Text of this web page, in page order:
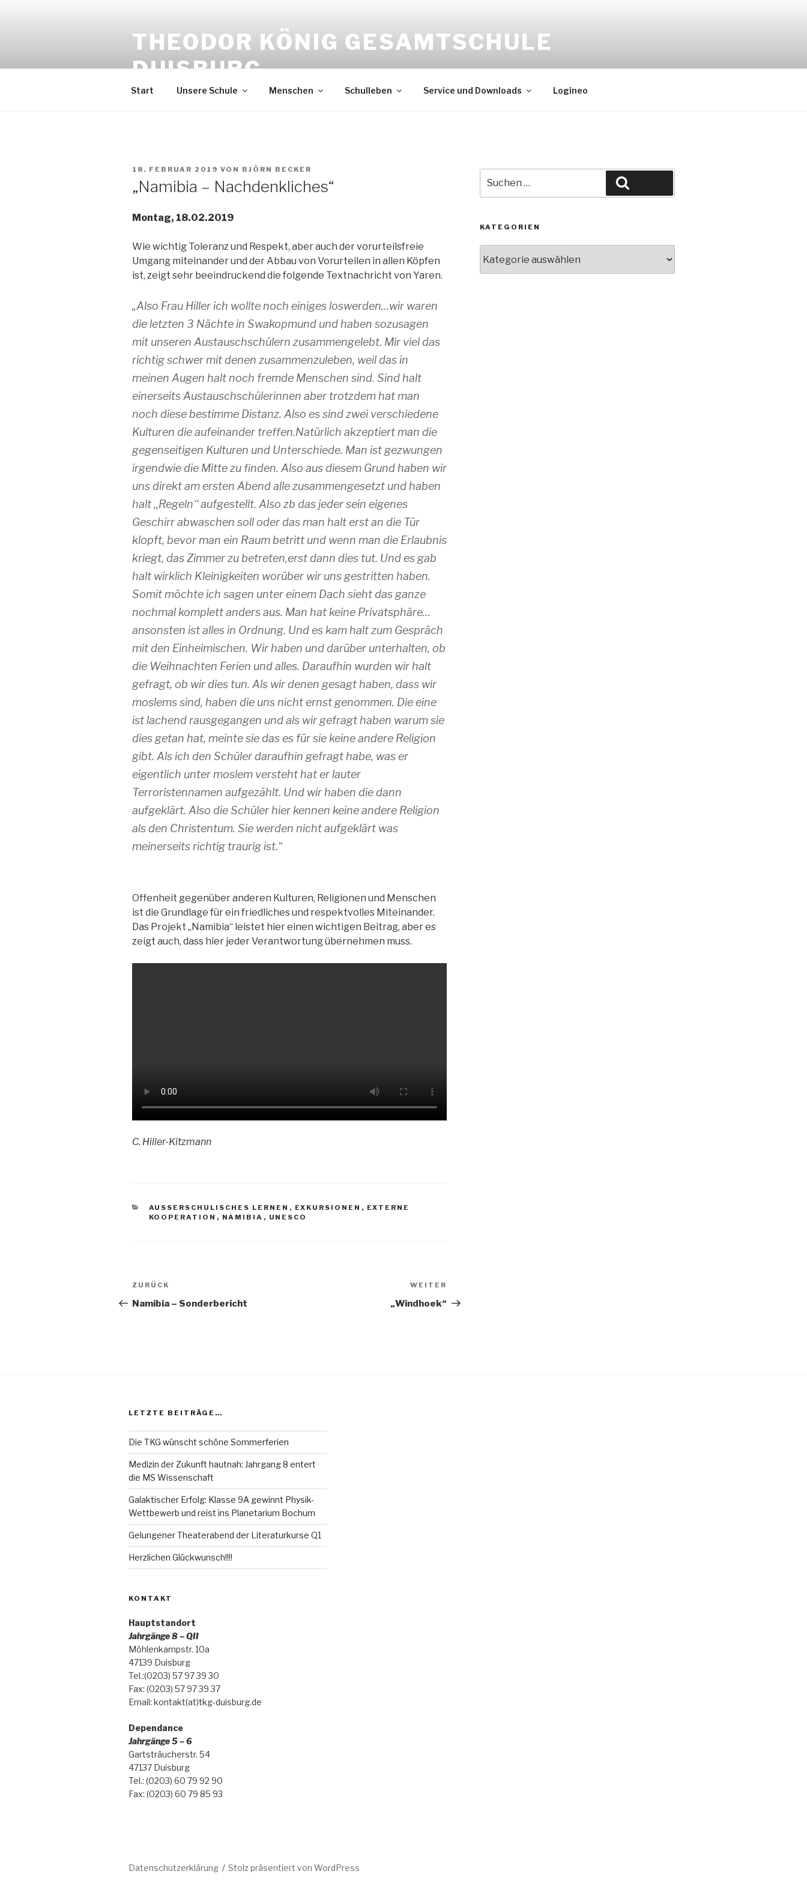
THEODOR KÖNIG GESAMTSCHULE
DUISBURG
Start Unsere Schule Menschen Schulleben Service und Downloads Logineo
VERÖFFENTLICHT
18. FEBRUAR 2019 VON BJÖRN BECKER
„Namibia – Nachdenkliches“
Montag, 18.02.2019
Wie wichtig Toleranz und Respekt, aber auch der vorurteilsfreie
Umgang miteinander und der Abbau von Vorurteilen in allen Köpfen
ist, zeigt sehr beeindruckend die folgende Textnachricht von Yaren.
„Also Frau Hiller ich wollte noch einiges loswerden…wir waren
die letzten 3 Nächte in Swakopmund und haben sozusagen
mit unseren Austauschschülern zusammengelebt. Mir viel das
richtig schwer mit denen zusammenzuleben, weil das in
meinen Augen halt noch fremde Menschen sind. Sind halt
einerseits Austauschschülerinnen aber trotzdem hat man
noch diese bestimme Distanz. Also es sind zwei verschiedene
Kulturen die aufeinander treffen.Natürlich akzeptiert man die
gegenseitigen Kulturen und Unterschiede. Man ist gezwungen
irgendwie die Mitte zu finden. Also aus diesem Grund haben wir
uns direkt am ersten Abend alle zusammengesetzt und haben
halt ,,Regeln‘‘ aufgestellt. Also zb das jeder sein eigenes
Geschirr abwaschen soll oder das man halt erst an die Tür
klopft, bevor man ein Raum betritt und wenn man die Erlaubnis
kriegt, das Zimmer zu betreten,erst dann dies tut. Und es gab
halt wirklich Kleinigkeiten worüber wir uns gestritten haben.
Somit möchte ich sagen unter einem Dach sieht das ganze
nochmal komplett anders aus. Man hat keine Privatsphäre…
ansonsten ist alles in Ordnung. Und es kam halt zum Gespräch
mit den Einheimischen. Wir haben und darüber unterhalten, ob
die Weihnachten Ferien und alles. Daraufhin wurden wir halt
gefragt, ob wir dies tun. Als wir denen gesagt haben, dass wir
moslems sind, haben die uns nicht ernst genommen. Die eine
ist lachend rausgegangen und als wir gefragt haben warum sie
dies getan hat, meinte sie das es für sie keine andere Religion
gibt. Als ich den Schüler daraufhin gefragt habe, was er
eigentlich unter moslem versteht hat er lauter
Terroristennamen aufgezählt. Und wir haben die dann
aufgeklärt. Also die Schüler hier kennen keine andere Religion
als den Christentum. Sie werden nicht aufgeklärt was
meinerseits richtig traurig ist.“
Offenheit gegenüber anderen Kulturen, Religionen und Menschen
ist die Grundlage für ein friedliches und respektvolles Miteinander.
Das Projekt „Namibia“ leistet hier einen wichtigen Beitrag, aber es
zeigt auch, dass hier jeder Verantwortung übernehmen muss.
C. Hiller-Kitzmann
KATEGORIEN
AUSSERSCHULISCHES LERNEN , EXKURSIONEN , EXTERNE
KOOPERATION , NAMIBIA , UNESCO
Beitragsnavigation
Vorheriger
Beitrag
ZURÜCK
Namibia – Sonderbericht
Beitrag
WEITER
„Windhoek“
nach:
KATEGORIEN
LETZTE BEITRÄGE…
Die TKG wünscht schöne Sommerferien
Medizin der Zukunft hautnah: Jahrgang 8 entert
die MS Wissenschaft
Galaktischer Erfolg: Klasse 9A gewinnt Physik-
Wettbewerb und reist ins Planetarium Bochum
Gelungener Theaterabend der Literaturkurse Q1
Herzlichen Glückwunsch!!!!
KONTAKT
Hauptstandort
Jahrgänge 8 – QII
Möhlenkampstr. 10a
47139 Duisburg
Tel.:(0203) 57 97 39 30
Fax: (0203) 57 97 39 37
Email: kontakt(at)tkg-duisburg.de
Dependance
Jahrgänge 5 – 6
Gartsträucherstr. 54
47137 Duisburg
Tel.: (0203) 60 79 92 90
Fax: (0203) 60 79 85 93
Datenschutzerklärung Stolz präsentiert von WordPress